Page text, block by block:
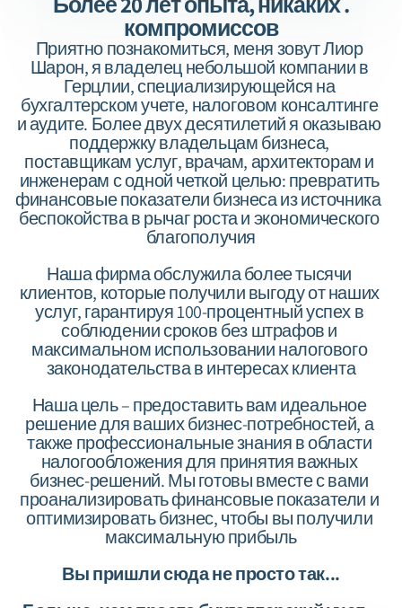
компромиссов
Приятно познакомиться, меня зовут Лиор
Шарон, я владелец небольшой компании в
Герцлии, специализирующейся на
бухгалтерском учете, налоговом консалтинге
и аудите. Более двух десятилетий я оказываю
поддержку владельцам бизнеса,
поставщикам услуг, врачам, архитекторам и
инженерам с одной четкой целью: превратить
финансовые показатели бизнеса из источника
беспокойства в рычаг роста и экономического
благополучия
Наша фирма обслужила более тысячи
клиентов, которые получили выгоду от наших
услуг, гарантируя 100-процентный успех в
соблюдении сроков без штрафов и
максимальном использовании налогового
законодательства в интересах клиента
Наша цель – предоставить вам идеальное
решение для ваших бизнес-потребностей, а
также профессиональные знания в области
налогообложения для принятия важных
бизнес-решений. Мы готовы вместе с вами
проанализировать финансовые показатели и
оптимизировать бизнес, чтобы вы получили
максимальную прибыль
...Вы пришли сюда не просто так